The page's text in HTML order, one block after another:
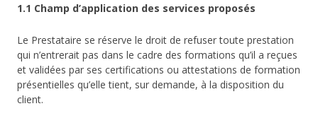
1.1 Champ d’application des services proposés
Le Prestataire se réserve le droit de refuser toute prestation
qui n’entrerait pas dans le cadre des formations qu’il a reçues
et validées par ses certifications ou attestations de formation
présentielles qu’elle tient, sur demande, à la disposition du
client.